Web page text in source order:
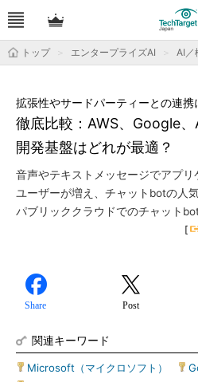
トップ エンタープライズAI AI／
徹底比較：AWS、Google
開発基盤はどれが最適？
拡張性やサードパーティーとの連携
音声やテキストメッセージでアプ
ユーザーが増え、チャットbotの人
パブリッククラウドでのチャット
[
Share Post
関連キーワード
Microsoft（マイクロソフト）